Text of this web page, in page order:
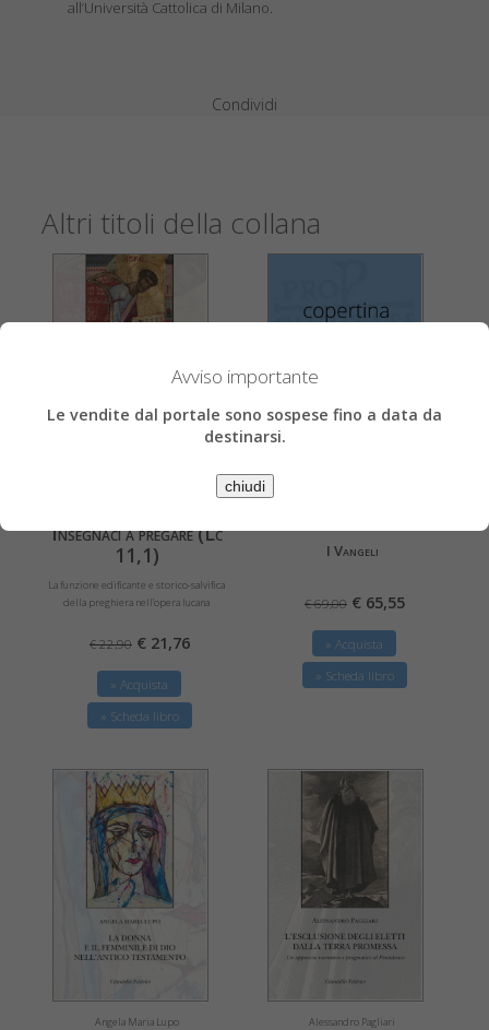
all’Università Cattolica di Milano.
Condividi
Altri titoli della collana
Insegnaci a pregare (Lc
11,1)
La funzione edificante e storico-salvifica
della preghiera nell’opera lucana
€ 22,90 € 21,76
» Acquista
» Scheda libro
I Vangeli
€ 69,00 € 65,55
» Acquista
» Scheda libro
Angela Maria Lupo Alessandro Pagliari
Avviso importante
Le vendite dal portale sono sospese fino a data da
destinarsi.
chiudi